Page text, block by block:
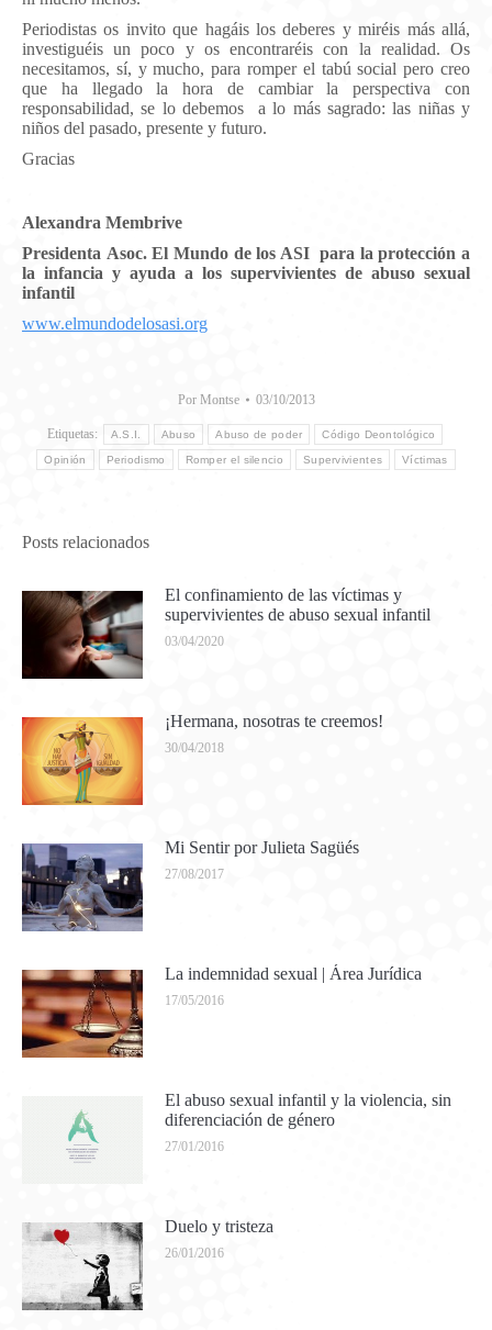
Periodistas os invito que hagáis los deberes y miréis más allá,
investiguéis un poco y os encontraréis con la realidad. Os
necesitamos, sí, y mucho, para romper el tabú social pero creo
que ha llegado la hora de cambiar la perspectiva con
responsabilidad, se lo debemos a lo más sagrado: las niñas y
niños del pasado, presente y futuro.
Gracias
Alexandra Membrive
Presidenta Asoc.El Mundo de los ASI para la protección a
la infancia y ayuda a los supervivientes de abuso sexual
infantil
www.elmundodelosasi.org
Por Montse 03/10/2013
Etiquetas: A.S.I. Abuso Abuso de poder Código Deontológico
Opinión Periodismo Romper el silencio Supervivientes Víctimas
Posts relacionados
El confinamiento de las víctimas y
supervivientes de abuso sexual infantil
03/04/2020
¡Hermana, nosotras te creemos!
30/04/2018
Mi Sentir por Julieta Sagüés
27/08/2017
La indemnidad sexual | Área Jurídica
17/05/2016
El abuso sexual infantil y la violencia, sin
diferenciación de género
27/01/2016
Duelo y tristeza
26/01/2016